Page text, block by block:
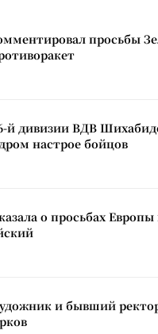
просьбы
й дивизии ВДВ
настрое бойцов
о просьбах Европы
и бывший